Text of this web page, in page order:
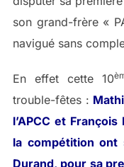
son grand-frère «
navigué sans
En effet cette 10
trouble-fêtes :
l’APCC et
la compétition ont
Durand, pour sa